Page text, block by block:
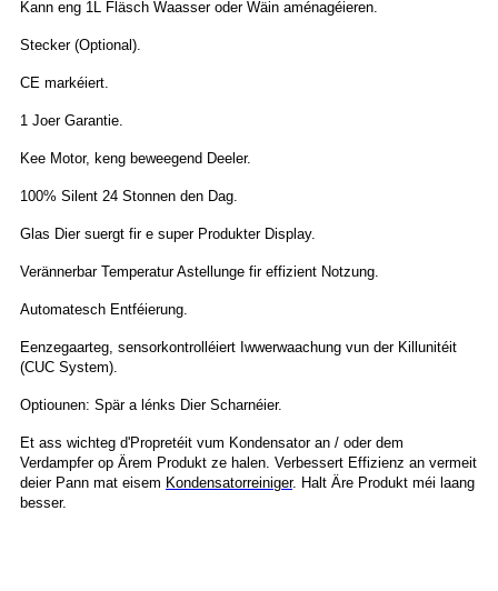
Kann eng 1L Fläsch Waasser oder Wäin aménagéieren.
Stecker (Optional).
CE markéiert.
1 Joer Garantie.
Kee Motor, keng beweegend Deeler.
100% Silent 24 Stonnen den Dag.
Glas Dier suergt fir e super Produkter Display.
Verännerbar Temperatur Astellunge fir effizient Notzung.
Automatesch Entféierung.
Eenzegaarteg, sensorkontrolléiert Iwwerwaachung vun der Killunitéit
(CUC System).
Optiounen: Spär a lénks Dier Scharnéier.
Et ass wichteg d'Propretéit vum Kondensator an / oder dem
Verdampfer op Ärem Produkt ze halen. Verbessert Effizienz an vermeit
deier Pann mat eisem Kondensatorreiniger. Halt Äre Produkt méi laang
besser.